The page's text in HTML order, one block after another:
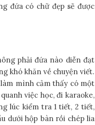
đứa có chữ đẹp sẽ được
phải đứa nào diễn đạt
khó khăn về chuyện viết.
mình cảm thấy có một
việc học, đi karaoke,
lúc kiểm tra 1 tiết, 2 tiết,
dưới hộp bàn rồi chép lia